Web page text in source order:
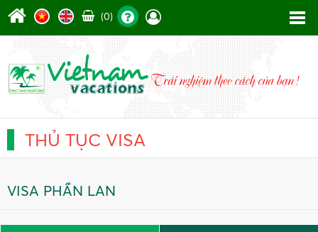
(0)
THỦ TỤC VISA
VISA PHẦN LAN